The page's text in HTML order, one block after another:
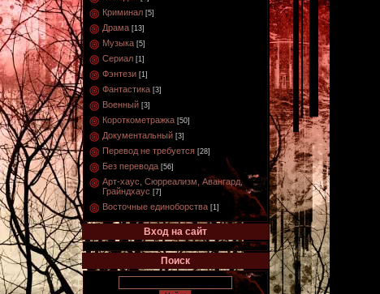
Криминал [5]
Драма [13]
Музыка [5]
Сериал [1]
Фэнтези [1]
Фантастика [3]
Военный [3]
Короткометражка [50]
Документальный [3]
Перевод не требуется [28]
Без перевода [56]
Арт-хаус, Сюрреализм, Авангард,
Грайндхаус [7]
Восточные единоборства [1]
Вход на сайт
Поиск